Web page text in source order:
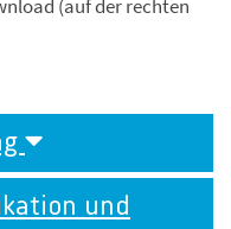
(auf der rechten
und